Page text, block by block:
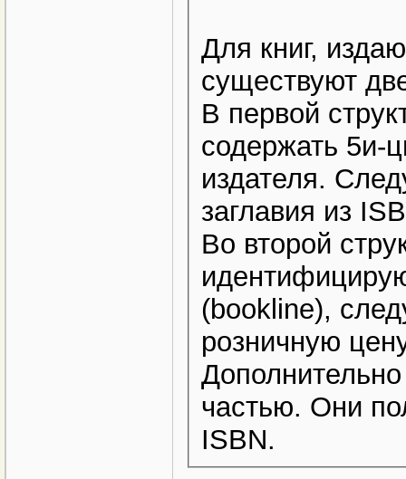
Для книг,
существуют
В первой
содержать 5и-
издателя.
заглавия из
Во второй
(bookline),
розничную
частью. Они
ISBN.